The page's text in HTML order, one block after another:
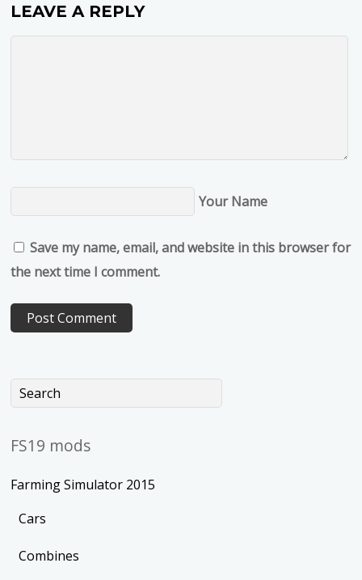
LEAVE A REPLY
Your Name
Save my name, email, and website in this browser for
the next time I comment.
FS19 mods
Farming Simulator 2015
Cars
Combines